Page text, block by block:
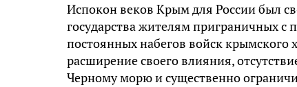
Испокон веков Крым для России был
государства жителям приграничных с
постоянных набегов войск крымского
расширение своего влияния,
Черному морю и существенно